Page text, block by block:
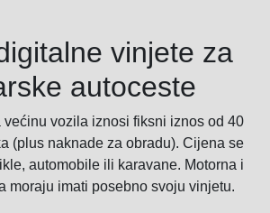
vinjete za
autoceste
većinu vozila iznosi fiksni iznos od 40
(plus naknade za obradu). Cijena se
automobile ili karavane. Motorna i
moraju imati posebno svoju vinjetu.